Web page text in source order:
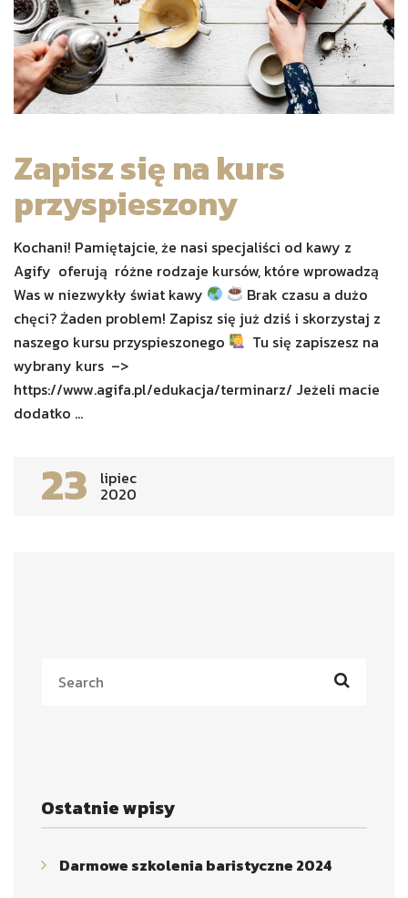
Zapisz się na kurs
przyspieszony
Kochani! Pamiętajcie, że nasi specjaliści od kawy z
Agify oferują różne rodzaje kursów, które wprowadzą
Was w niezwykły świat kawy
Brak czasu a dużo
chęci? Żaden problem! Zapisz się już dziś i skorzystaj z
naszego kursu przyspieszonego
Tu się zapiszesz na
wybrany kurs –>
https://www.agifa.pl/edukacja/terminarz/ Jeżeli macie
dodatko ...
23 lipiec
2020
Ostatnie wpisy
Darmowe szkolenia baristyczne 2024